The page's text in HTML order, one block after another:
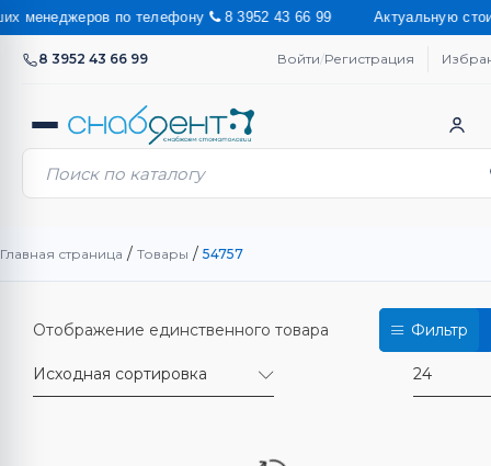
по телефону 8 3952 43 66 99 Актуальную стоимость на
8 3952 43 66 99 Войти/Регистрация
Главная страница / Товары / 54757
Отображение единственного товара Фильтр
Исходная сортировка 24